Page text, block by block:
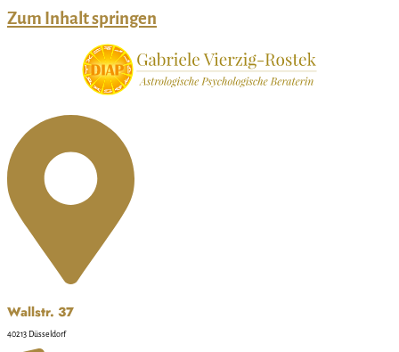
Zum Inhalt springen
Wallstr. 37
40213 Düsseldorf